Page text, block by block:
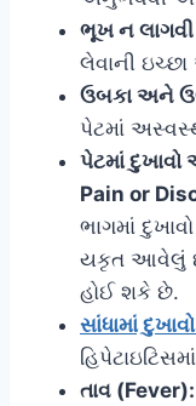
ભૂખ ન
લેવાની
ઉબકા અને
પેટમાં
પેટમાં
Pain or
ભાગમાં
યકૃત આવેલું
હોઈ શકે છે.
સાંધામાં
તાવ (Fever):